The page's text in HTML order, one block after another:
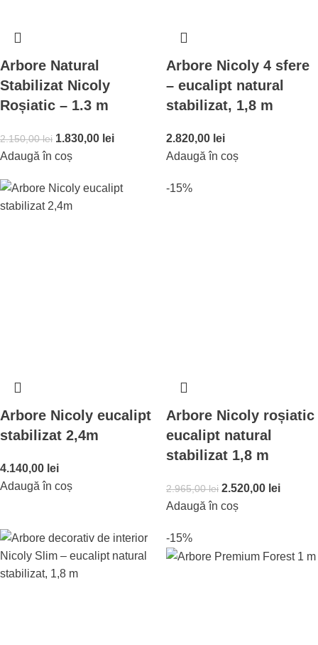
Arbore Natural
Stabilizat Nicoly
Roșiatic – 1.3 m
2.150,00lei 1.830,00 lei
Adaugă în coș
Arbore Nicoly 4 sfere
– eucalipt natural
stabilizat, 1,8 m
2.820,00 lei
Adaugă în coș
Arbore Nicoly eucalipt
stabilizat 2,4m
4.140,00 lei
Adaugă în coș
-15%
Arbore Nicoly roșiatic
eucalipt natural
stabilizat 1,8 m
2.965,00lei 2.520,00 lei
Adaugă în coș
-15%